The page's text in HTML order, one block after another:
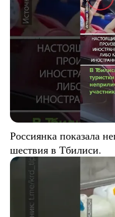
Россиянка показала
шествия в Тбилиси.